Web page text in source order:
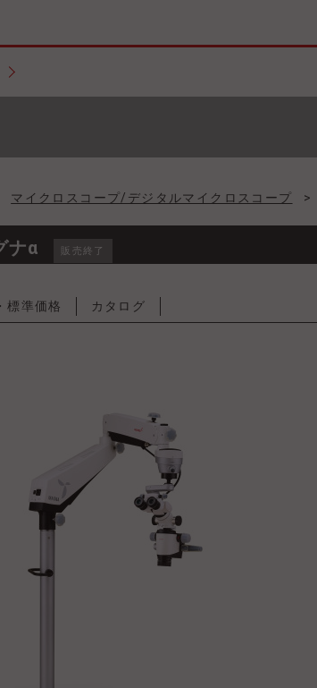
マイクロスコープ/デジタルマイクロスコープ >
ナα 販売終了
標準価格 カタログ